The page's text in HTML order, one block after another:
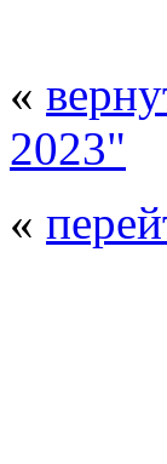
«
2023"
«